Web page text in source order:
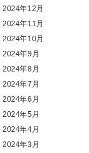
2024年12月
2024年11月
2024年10月
2024年9月
2024年8月
2024年7月
2024年6月
2024年5月
2024年4月
2024年3月